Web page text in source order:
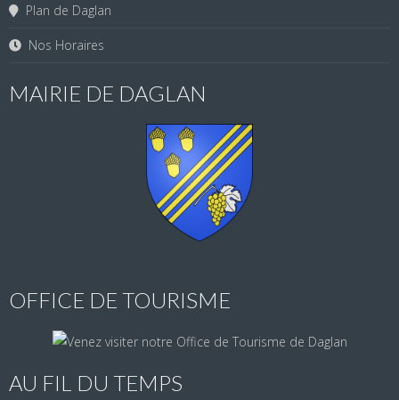
Plan de Daglan
Nos Horaires
MAIRIE DE DAGLAN
OFFICE DE TOURISME
AU FIL DU TEMPS